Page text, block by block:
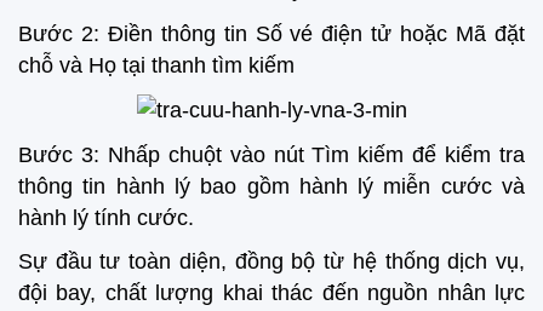
Bước 2: Điền thông tin Số vé điện tử hoặc Mã đặt
chỗ và Họ tại thanh tìm kiếm
Bước 3: Nhấp chuột vào nút Tìm kiếm để kiểm tra
thông tin hành lý bao gồm hành lý miễn cước và
hành lý tính cước.
Sự đầu tư toàn diện, đồng bộ từ hệ thống dịch vụ,
đội bay, chất lượng khai thác đến nguồn nhân lực